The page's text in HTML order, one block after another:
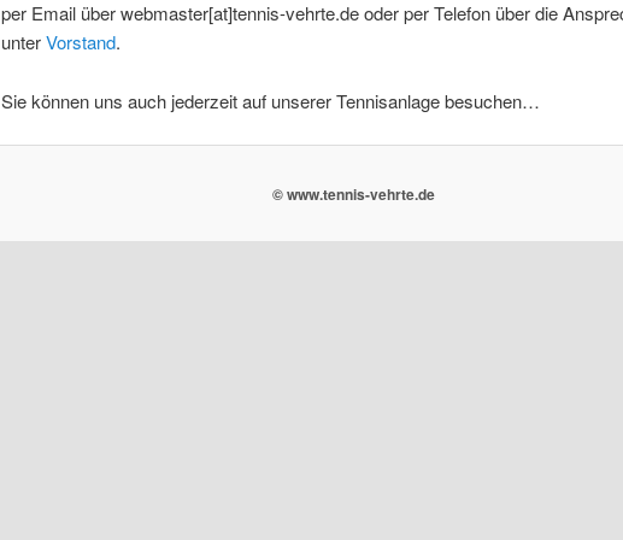
per Email über webmaster[at]tennis-vehrte.de oder per Telefon über die
unterVorstand.
Sie können uns auch jederzeit auf unserer Tennisanlage besuchen…
© www.tennis-vehrte.de